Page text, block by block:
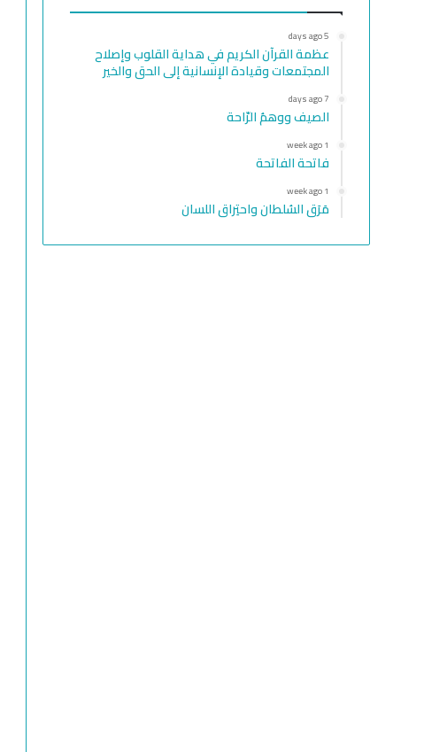
5 days ago
عظمة القرآن الكريم في هداية القلوب وإصلاح
المجتمعات وقيادة الإنسانية إلى الحق والخير
7 days ago
الصيف ووهمُ الرّاحة
1 week ago
فاتحة الفاتحة
1 week ago
مَرَق السُلطان واحتِراق اللسان